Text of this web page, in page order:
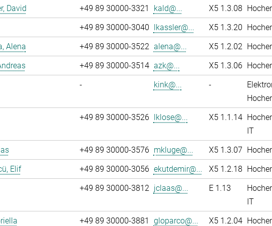
David
+49 89 30000-3321 kald@... X5 1.3.08
+49 89 30000-3040 lkassler@... X5 1.3.20
Alena
+49 89 30000-3522 alena@... X5 1.2.02
+49 89 30000-3514 azk@... X5 1.3.06
- kink@... -
+49 89 30000-3526 lklose@... X5 1.1.14
IT
+49 89 30000-3576 mkluge@... X5 1.3.07
Elif
+49 89 30000-3056 ekutdemir@... X5 1.2.18
+49 89 30000-3812 jclaas@... E 1.13
IT
+49 89 30000-3881 gloparco@... X5 1.2.04